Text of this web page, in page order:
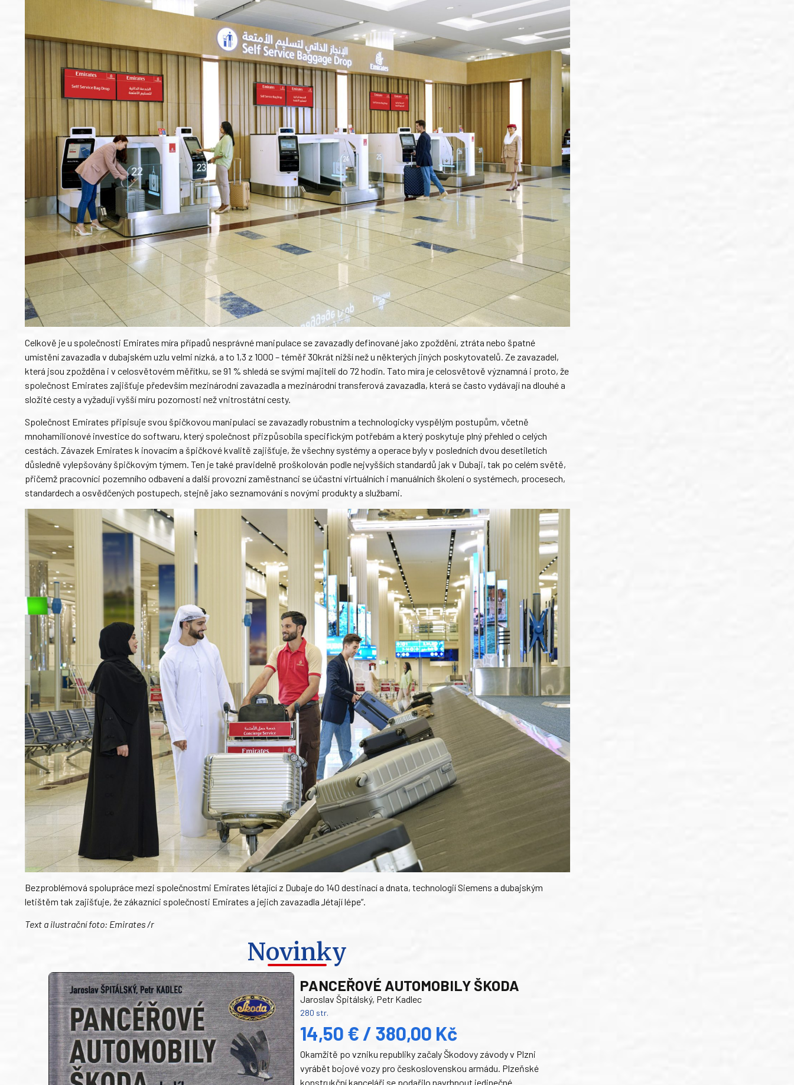
Celkově je u společnosti Emirates míra případů nesprávné manipulace se zavazadly definované jako zpoždění, ztráta nebo špatné
umístění zavazadla v dubajském uzlu velmi nízká, a to 1,3 z 1000 – téměř 30krát nižší než u některých jiných poskytovatelů. Ze zavazadel,
která jsou zpožděna i v celosvětovém měřítku, se 91 % shledá se svými majiteli do 72 hodin. Tato míra je celosvětově významná i proto, že
společnost Emirates zajišťuje především mezinárodní zavazadla a mezinárodní transferová zavazadla, která se často vydávají na dlouhé a
složité cesty a vyžadují vyšší míru pozornosti než vnitrostátní cesty.
Společnost Emirates připisuje svou špičkovou manipulaci se zavazadly robustním a technologicky vyspělým postupům, včetně
mnohamilionové investice do softwaru, který společnost přizpůsobila specifickým potřebám a který poskytuje plný přehled o celých
cestách. Závazek Emirates k inovacím a špičkové kvalitě zajišťuje, že všechny systémy a operace byly v posledních dvou desetiletích
důsledně vylepšovány špičkovým týmem. Ten je také pravidelně proškolován podle nejvyšších standardů jak v Dubaji, tak po celém světě,
přičemž pracovníci pozemního odbavení a další provozní zaměstnanci se účastní virtuálních i manuálních školení o systémech, procesech,
standardech a osvědčených postupech, stejně jako seznamování s novými produkty a službami.
Bezproblémová spolupráce mezi společnostmi Emirates létající z Dubaje do 140 destinací a dnata, technologií Siemens a dubajským
letištěm tak zajišťuje, že zákazníci společnosti Emirates a jejich zavazadla „létají lépe“.
Text a ilustrační foto: Emirates /r
Novinky
PANCEŘOVÉ AUTOMOBILY ŠKODA
Jaroslav Špitálský, Petr Kadlec
280 str.
14,50 € / 380,00 Kč
Okamžitě po vzniku republiky začaly Škodovy závody v Plzni
vyrábět bojové vozy pro československou armádu. Plzeňské
konstrukční kanceláři se podařilo navrhnout jedinečné